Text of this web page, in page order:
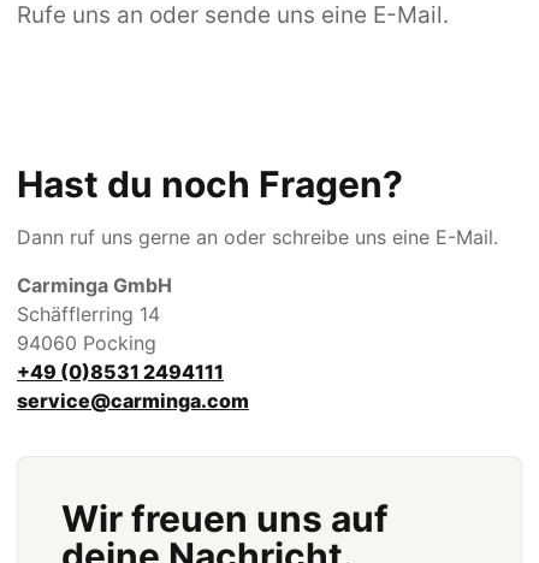
Rufe uns an oder sende uns eine E-Mail.
Hast du noch Fragen?
Dann ruf uns gerne an oder schreibe uns eine E-Mail.
Carminga GmbH
Schäfflerring 14
94060 Pocking
+49 (0)8531 2494111
service@carminga.com
Wir freuen uns auf